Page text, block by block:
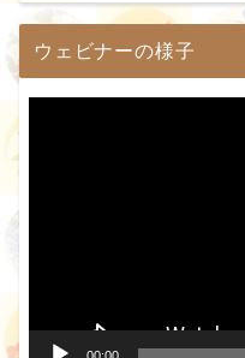
ウェビナーの様子
00:00